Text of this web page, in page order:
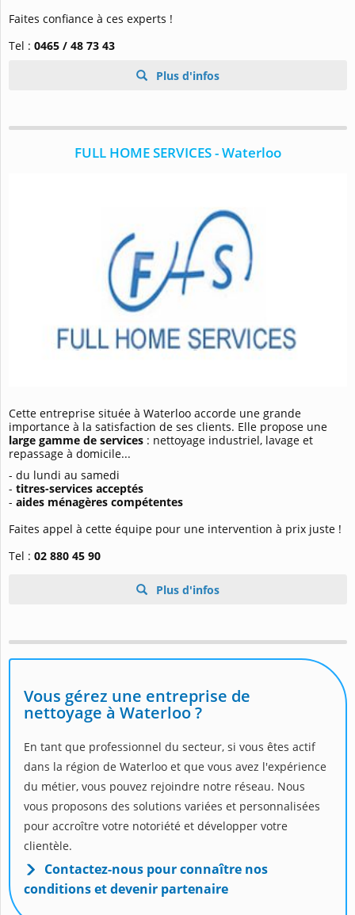
Faites confiance à ces experts !
Tel : 0465 / 48 73 43
Plus d'infos
FULL HOME SERVICES - Waterloo
Cette entreprise située à Waterloo accorde une grande
importance à la satisfaction de ses clients. Elle propose une
large gamme de services : nettoyage industriel, lavage et
repassage à domicile...
- du lundi au samedi
- titres-services acceptés
- aides ménagères compétentes
Faites appel à cette équipe pour une intervention à prix juste !
Tel : 02 880 45 90
Plus d'infos
Vous gérez une entreprise de
nettoyage à Waterloo ?
En tant que professionnel du secteur, si vous êtes actif
dans la région de Waterloo et que vous avez l'expérience
du métier, vous pouvez rejoindre notre réseau. Nous
vous proposons des solutions variées et personnalisées
pour accroître votre notoriété et développer votre
clientèle.
Contactez-nous pour connaître nos
conditions et devenir partenaire